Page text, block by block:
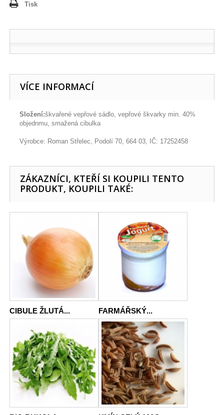
Tisk
VÍCE INFORMACÍ
Složení:škvařené vepřové sádlo, vepřové škvarky min. 40%
objednmu, smažená cibulka
Výrobce: Roman Střelec, Podolí 70, 664 03, IČ: 17252458
ZÁKAZNÍCI, KTEŘÍ SI KOUPILI TENTO
PRODUKT, KOUPILI TAKÉ:
CIBULE ŽLUTÁ... FARMÁŘSKÝ...